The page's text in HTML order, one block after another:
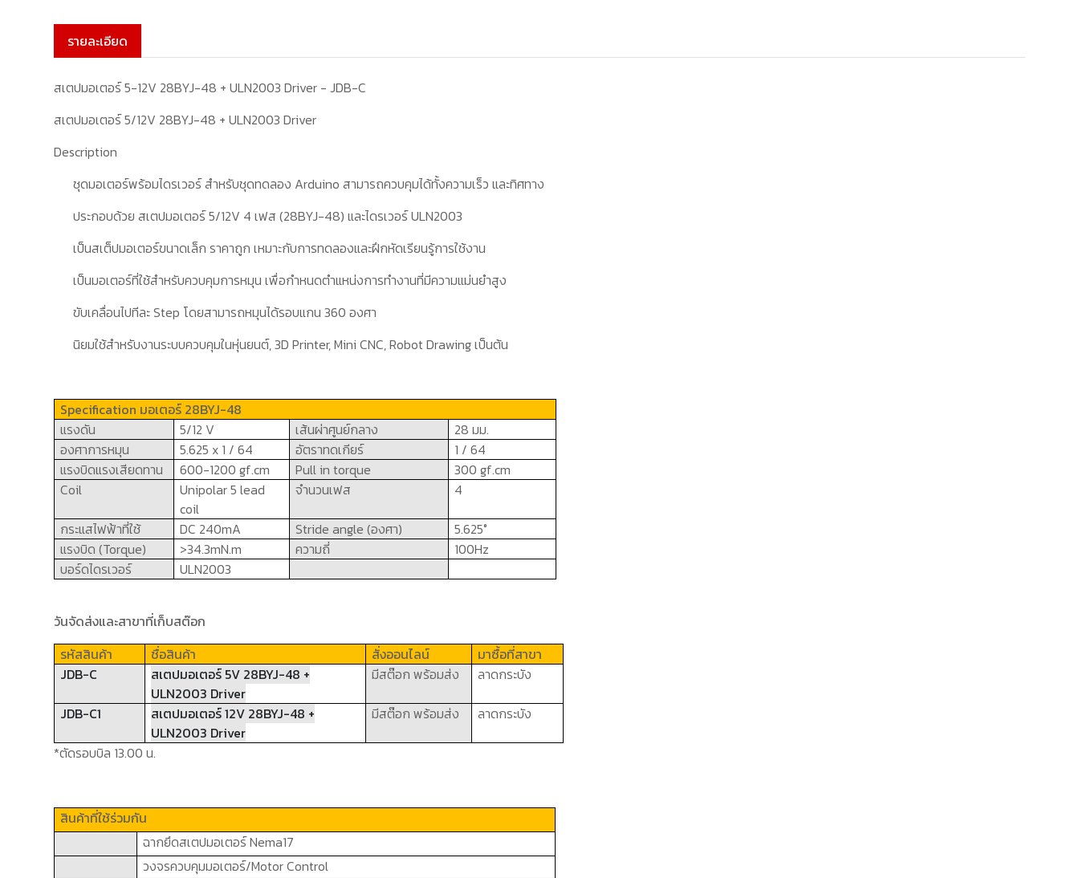
รายละเอียด
สเตปมอเตอร์ 5-12V 28BYJ-48 + ULN2003 Driver - JDB-C
สเตปมอเตอร์ 5/12V 28BYJ-48 + ULN2003 Driver
Description
ชุดมอเตอร์พร้อมไดรเวอร์ สำหรับชุดทดลอง Arduinoสามารถควบคุมได้ทั้งความเร็ว และทิศทาง
ประกอบด้วย สเตปมอเตอร์5/12V 4 เฟส (28BYJ-48)และไดรเวอร์ULN2003
เป็นสเต็ปมอเตอร์ขนาดเล็ก ราคาถูก เหมาะกับการทดลองและฝึกหัดเรียนรู้การใช้งาน
เป็นมอเตอร์ที่ใช้สำหรับควบคุมการหมุน เพื่อกำหนดตำแหน่งการทำงานที่มีความแม่นยำสูง
ขับเคลื่อนไปทีละStep โดยสามารถหมุนได้รอบแกน360 องศา
นิยมใช้สำหรับงานระบบควบคุมในหุ่นยนต์, 3D Printer, Mini CNC, Robot Drawingเป็นต้น
Specification มอเตอร์ 28BYJ-48
แรงดัน
5/12 V เส้นผ่าศูนย์กลาง
28 มม.
องศาการหมุน
5.625 x 1 / 64 อัตราทดเกียร์
1 / 64
แรงบิดแรงเสียดทาน
600-1200 gf.cm Pull in torque 300 gf.cm
Coil
Unipolar5 lead
coil
จำนวนเฟส 4
กระแสไฟฟ้าที่ใช้ DC 240mA Stride angle (องศา) 5.625°
แรงบิด (Torque) >34.3mN.m ความถี่ 100Hz
บอร์ดไดรเวอร์
ULN2003
วันจัดส่งและสาขาที่เก็บสต๊อก
รหัสสินค้า
ชื่อสินค้า สั่งออนไลน์
มาซื้อที่สาขา
JDB-C
สเตปมอเตอร์ 5V 28BYJ-48 +
ULN2003 Driver
มีสต๊อก พร้อมส่ง ลาดกระบัง
JDB-C1
สเตปมอเตอร์ 12V 28BYJ-48 +
ULN2003 Driver
มีสต๊อก พร้อมส่ง ลาดกระบัง
*ตัดรอบบิล 13.00 น.
สินค้าที่ใช้ร่วมกัน
ฉากยึดสเตปมอเตอร์Nema17
วงจรควบคุมมอเตอร์/Motor Control